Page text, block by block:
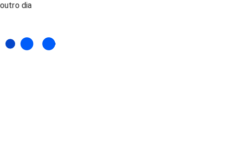
outro dia